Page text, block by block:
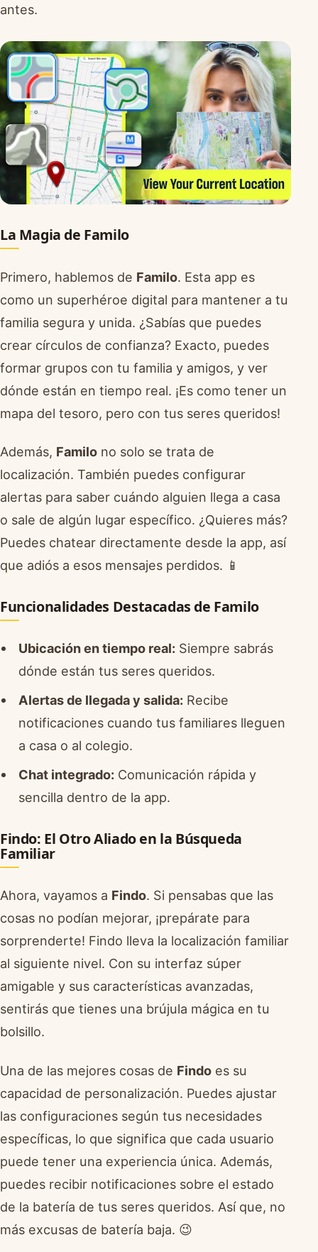
antes.
La Magia de Familo
Primero, hablemos de Familo. Esta app es
como un superhéroe digital para mantener a tu
familia segura y unida. ¿Sabías que puedes
crear círculos de confianza? Exacto, puedes
formar grupos con tu familia y amigos, y ver
dónde están en tiempo real. ¡Es como tener un
mapa del tesoro, pero con tus seres queridos!
Además, Familo no solo se trata de
localización. También puedes configurar
alertas para saber cuándo alguien llega a casa
o sale de algún lugar específico. ¿Quieres más?
Puedes chatear directamente desde la app, así
que adiós a esos mensajes perdidos. 📱
Funcionalidades Destacadas de Familo
Ubicación en tiempo real: Siempre sabrás
dónde están tus seres queridos.
Alertas de llegada y salida: Recibe
notificaciones cuando tus familiares lleguen
a casa o al colegio.
Chat integrado: Comunicación rápida y
sencilla dentro de la app.
Findo: El Otro Aliado en la Búsqueda
Familiar
Ahora, vayamos a Findo. Si pensabas que las
cosas no podían mejorar, ¡prepárate para
sorprenderte! Findo lleva la localización familiar
al siguiente nivel. Con su interfaz súper
amigable y sus características avanzadas,
sentirás que tienes una brújula mágica en tu
bolsillo.
Una de las mejores cosas de Findo es su
capacidad de personalización. Puedes ajustar
las configuraciones según tus necesidades
específicas, lo que significa que cada usuario
puede tener una experiencia única. Además,
puedes recibir notificaciones sobre el estado
de la batería de tus seres queridos. Así que, no
más excusas de batería baja. 😉